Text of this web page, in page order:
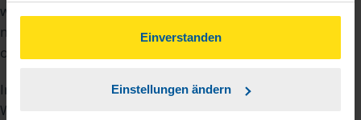
gesammelt haben. Indem Sie auf Einverstanden klicken,
können Sie der Verwendung von Cookies, gemäß
unserer
Einverstanden
Einstellungen ändern
werden muss, existiert nicht. Die Veranstaltung
muss lediglich allen Arbeitnehmenden
offenstehen, und das geht natürlich auch online.
In anderen Unternehmen wurden zu
Weihnachten hingegen Mitarbeiterpakete